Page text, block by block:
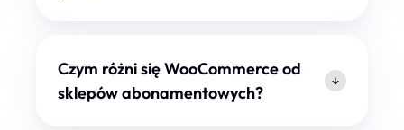
Czym różni się WooCommerce od
sklepów abonamentowych?